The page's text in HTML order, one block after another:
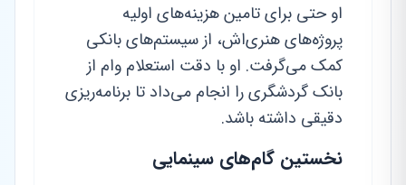
او حتی برای تامین هزینه‌های اولیه
پروژه‌های هنری‌اش، از سیستم‌های بانکی
کمک می‌گرفت. او با دقت استعلام وام از
بانک گردشگری را انجام می‌داد تا برنامه‌ریزی
دقیقی داشته باشد.
نخستین گام‌های سینمایی